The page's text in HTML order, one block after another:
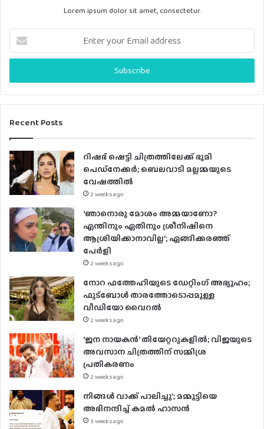
Lorem ipsum dolor sit amet, consectetur.
t
r
y
u
m
i
l
a
d
d
r
s
Recent Posts
റിഷഭ് ഷെട്ടി ചിത്രത്തിലേക്ക് ഭൂമി
പെഡ്‌നേക്കർ; ബെലവാടി മല്ലമ്മയുടെ
വേഷത്തിൽ
2 weeks ago
‘ഞാനൊരു മോശം അമ്മയാണോ?
എന്തിനും ഏതിനും ശ്രീനിഷിനെ
ആശ്രിയിക്കാനാവില്ല’; ഏങ്ങിക്കരഞ്ഞ്
പേർളി
2 weeks ago
നോറ ഫത്തേഹിയുടെ ഡേറ്റിംഗ് അഭ്യൂഹം;
ഫുട്ബോൾ താരത്തോടൊപ്പമുള്ള
വീഡിയോ വൈറൽ
2 weeks ago
‘ജന നായകൻ’ തിയേറ്ററുകളിൽ; വിജയുടെ
അവസാന ചിത്രത്തിന് സമ്മിശ്ര
പ്രതികരണം
2 weeks ago
നിങ്ങൾ വാക്ക് പാലിച്ചു’; മമ്മൂട്ടിയെ
അഭിനന്ദിച്ച് കമൽ ഹാസൻ
3 weeks ago